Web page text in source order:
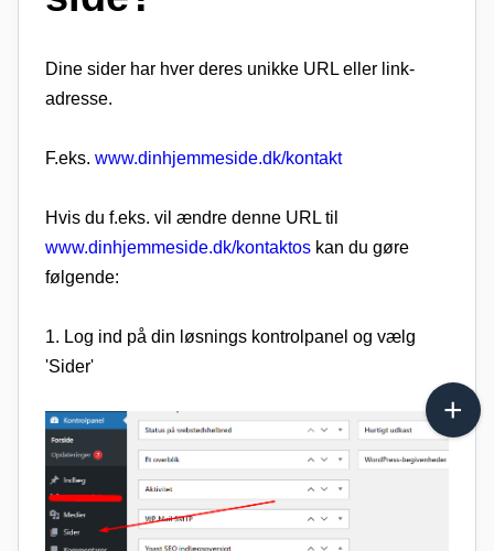
Dine sider har hver deres unikke URL eller link-
adresse.
F.eks. www.dinhjemmeside.dk/kontakt
Hvis du f.eks. vil ændre denne URL til
www.dinhjemmeside.dk/kontaktos kan du gøre
følgende:
1. Log ind på din løsnings kontrolpanel og vælg
'Sider'